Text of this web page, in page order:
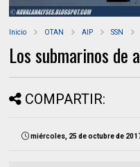
Inicio OTAN AIP SSN
Los submarinos de
COMPARTIR:
miércoles, 25 de octubre de